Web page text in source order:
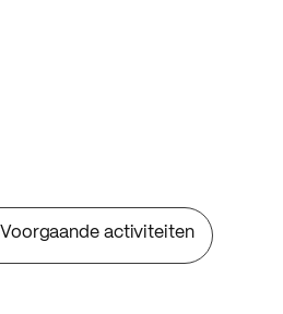
Voorgaande activiteiten